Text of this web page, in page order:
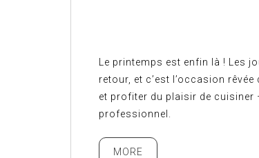
Le printemps est enfin là ! Les
retour, et c’est l’occasion
et profiter du plaisir de cuisiner
professionnel.
MORE